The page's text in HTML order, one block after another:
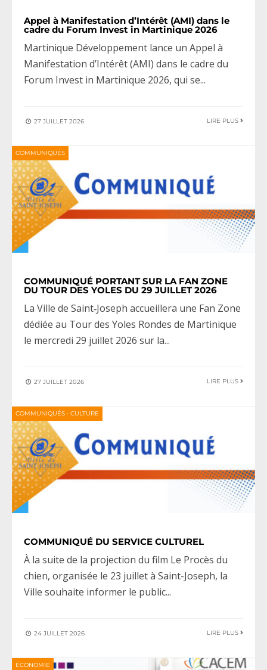
Appel à Manifestation d’Intérêt (AMI) dans le
cadre du Forum Invest in Martinique 2026
Martinique Développement lance un Appel à
Manifestation d’Intérêt (AMI) dans le cadre du
Forum Invest in Martinique 2026, qui se...
27 JUILLET 2026 LIRE PLUS
COMMUNIQUÉS
COMMUNIQUÉ PORTANT SUR LA FAN ZONE
DU TOUR DES YOLES DU 29 JUILLET 2026
La Ville de Saint‑Joseph accueillera une Fan Zone
dédiée au Tour des Yoles Rondes de Martinique
le mercredi 29 juillet 2026 sur la...
27 JUILLET 2026 LIRE PLUS
COMMUNIQUÉS • CULTURE
COMMUNIQUÉ DU SERVICE CULTUREL
À la suite de la projection du film Le Procès du
chien, organisée le 23 juillet à Saint-Joseph, la
Ville souhaite informer le public...
24 JUILLET 2026 LIRE PLUS
ÉCONOMIE